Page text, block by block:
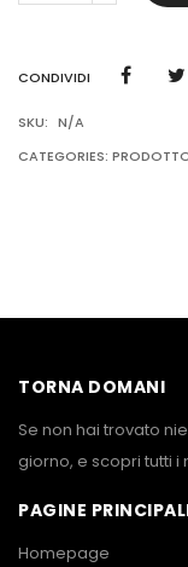
DONNA
CONDIVIDI
SKU: N/A
CATEGORIES:
TORNA DOMANI
Se non hai trovato
giorno, e scopri tutti i
PAGINE
Homepage